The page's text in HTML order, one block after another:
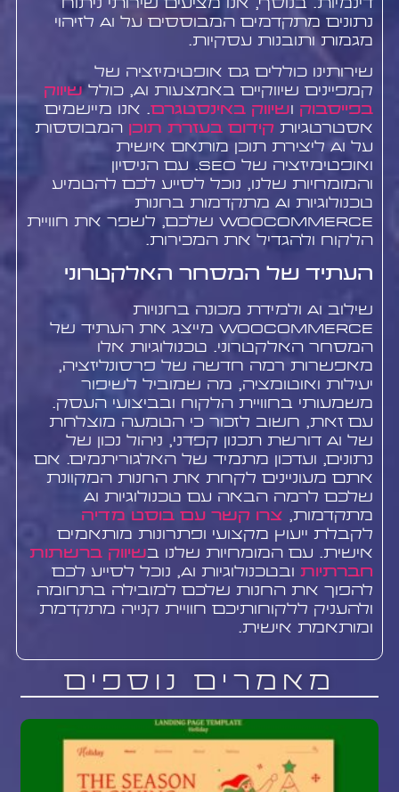
דינמיות. בנוסף, אנו מציעים שירותי ניתוח
נתונים מתקדמים המבוססים על AI לזיהוי
מגמות ותובנות עסקיות.
שירותינו כוללים גם אופטימיזציה של
קמפיינים שיווקיים באמצעות AI, כולל
שיווק
בפייסבוק ושיווק באינסטגרם. אנו מיישמים
אסטרטגיות קידום בעזרת תוכן המבוססות
על AI ליצירת תוכן מותאם אישית
ואופטימיזציה של SEO. עם הניסיון
והמומחיות שלנו, נוכל לסייע לכם להטמיע
טכנולוגיות AI מתקדמות בחנות
WooCommerce שלכם, לשפר את חוויית
הלקוח ולהגדיל את המכירות.
העתיד של המסחר האלקטרוני
שילוב AI ולמידת מכונה בחנויות
WooCommerce מייצג את העתיד של
המסחר האלקטרוני. טכנולוגיות אלו
מאפשרות רמה חדשה של פרסונליזציה,
יעילות ואוטומציה, מה שמוביל לשיפור
משמעותי בחוויית הלקוח ובביצועי העסק.
עם זאת, חשוב לזכור כי הטמעה מוצלחת
של AI דורשת תכנון קפדני, ניהול נכון של
נתונים, ועדכון מתמיד של האלגוריתמים. אם
אתם מעוניינים לקחת את החנות המקוונת
שלכם לרמה הבאה עם טכנולוגיות AI
מתקדמות, צרו קשר עם בוסט מדיה
לקבלת ייעוץ מקצועי ופתרונות מותאמים
אישית. עם המומחיות שלנו בשיווק ברשתות
חברתיות
ובטכנולוגיות AI, נוכל לסייע לכם
להפוך את החנות שלכם למובילה בתחומה
ולהעניק ללקוחותיכם חוויית קנייה מתקדמת
ומותאמת אישית.
מאמרים נוספים